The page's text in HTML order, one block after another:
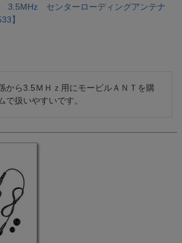
3.5MHz センターローディングアンテナ
】
から3.5ＭＨｚ用にモービルＡＮＴを購
で扱いやすいです。